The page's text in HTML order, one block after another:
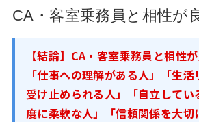
CA・客室乗務員と相性が
【結論】CA・客室乗務員と相性
「仕事への理解がある人」「生
受け止められる人」「自立してい
度に柔軟な人」「信頼関係を大切